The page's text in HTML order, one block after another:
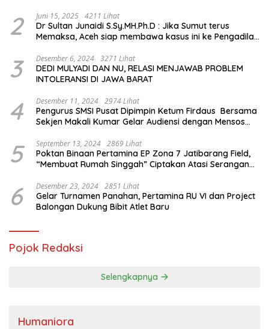
2 Juni 15, 2025 4211 Lihat
Dr Sultan Junaidi S.Sy.MH.Ph.D : Jika Sumut terus
Memaksa, Aceh siap membawa kasus ini ke Pengadilan
3 Desember 6, 2024 3271 Lihat
DEDI MULYADI DAN NU, RELASI MENJAWAB PROBLEM
INTOLERANSI DI JAWA BARAT
4 Desember 11, 2024 2974 Lihat
Pengurus SMSI Pusat Dipimpin Ketum Firdaus Bersama
Sekjen Makali Kumar Gelar Audiensi dengan Mensos
5 September 13, 2024 2869 Lihat
Poktan Binaan Pertamina EP Zona 7 Jatibarang Field,
“Membuat Rumah Singgah” Ciptakan Atasi Serangan
6 Desember 23, 2024 2851 Lihat
Gelar Turnamen Panahan, Pertamina RU VI dan Project
Balongan Dukung Bibit Atlet Baru
Pojok Redaksi
Selengkapnya
Humaniora